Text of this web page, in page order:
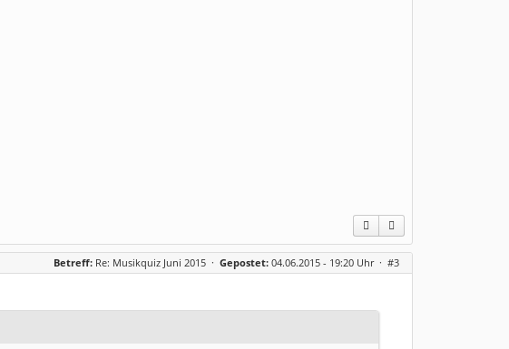
Betreff: Re: Musikquiz Juni 2015 · Gepostet: 04.06.2015 - 19:20 Uhr · #3